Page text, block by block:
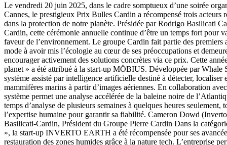
Le vendredi 20 juin 2025, dans le cadre somptueux d’une soirée
Cannes, le prestigieux Prix Bulles Cardin a récompensé trois acteurs
dans la protection de notre planète. Présidée par Rodrigo Basilicati
Cardin, cette cérémonie annuelle continue d’être un temps fort pour
faveur de l’environnement. Le groupe Cardin fait partie des premiers
mode à avoir mis l’écologie au cœur de ses préoccupations et
encourager activement des solutions concrètes via ce prix. Cette
planet » a été attribué à la start-up MÖBIUS. Développée par Whale
système assisté par intelligence artificielle destiné à détecter, localiser
mammifères marins à partir d’images aériennes. En collaboration
système permet une analyse accélérée de la baleine noire de
temps d’analyse de plusieurs semaines à quelques heures seulement,
l’expertise humaine pour garantir sa fiabilité. Cameron Dowd
Basilicati-Cardin, Président du Groupe Pierre Cardin Dans la
», la start-up INVERTO EARTH a été récompensée pour ses
restauration des zones humides grâce à la nature tech. L’entreprise